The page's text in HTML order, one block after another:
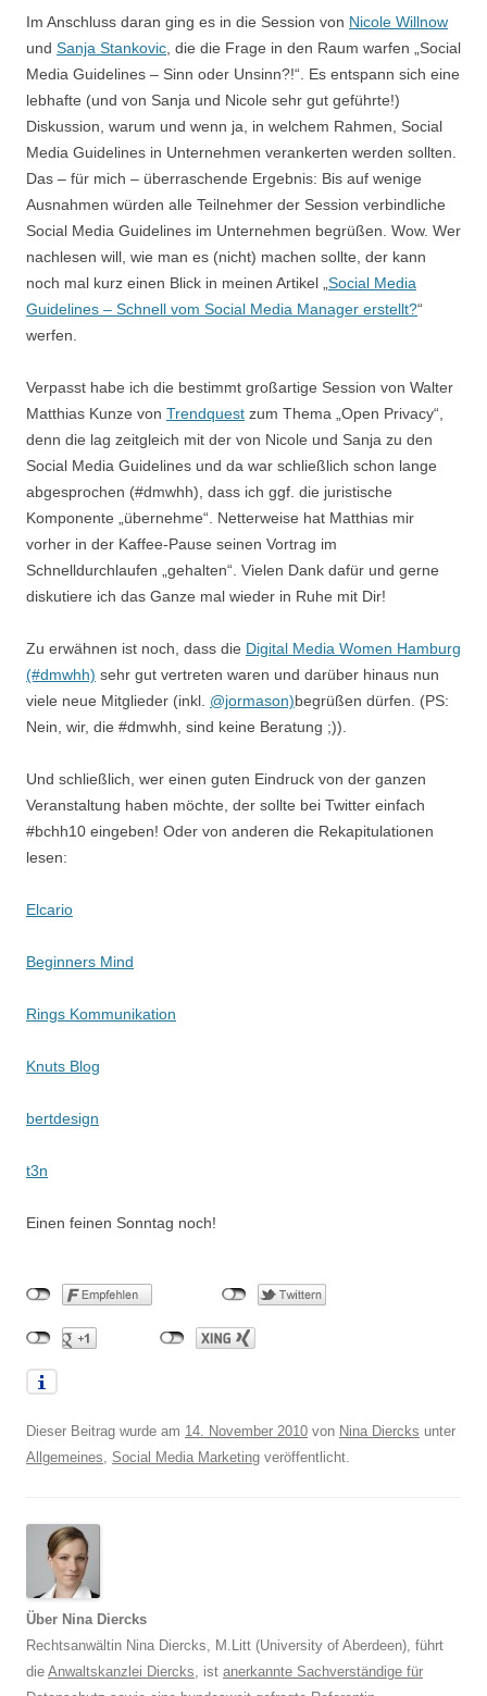
Im Anschluss daran ging es in die Session von Nicole Willnow
und Sanja Stankovic , die die Frage in den Raum warfen „Social
Media Guidelines – Sinn oder Unsinn?!“. Es entspann sich eine
lebhafte (und von Sanja und Nicole sehr gut geführte!)
Diskussion, warum und wenn ja, in welchem Rahmen, Social
Media Guidelines in Unternehmen verankerten werden sollten.
Das – für mich – überraschende Ergebnis: Bis auf wenige
Ausnahmen würden alle Teilnehmer der Session verbindliche
Social Media Guidelines im Unternehmen begrüßen. Wow. Wer
nachlesen will, wie man es (nicht) machen sollte, der kann
noch mal kurz einen Blick in meinen Artikel „ Social Media
Guidelines – Schnell vom Social Media Manager erstellt?“
werfen.
Verpasst habe ich die bestimmt großartige Session von Walter
Matthias Kunze von Trendquest zum Thema „Open Privacy“,
denn die lag zeitgleich mit der von Nicole und Sanja zu den
Social Media Guidelines und da war schließlich schon lange
abgesprochen (#dmwhh), dass ich ggf. die juristische
Komponente „übernehme“. Netterweise hat Matthias mir
vorher in der Kaffee-Pause seinen Vortrag im
Schnelldurchlaufen „gehalten“. Vielen Dank dafür und gerne
diskutiere ich das Ganze mal wieder in Ruhe mit Dir!
Zu erwähnen ist noch, dass die Digital Media Women Hamburg
(#dmwhh) sehr gut vertreten waren und darüber hinaus nun
viele neue Mitglieder (inkl. @jormason)begrüßen dürfen. (PS:
Nein, wir, die #dmwhh, sind keine Beratung ;)).
Und schließlich, wer einen guten Eindruck von der ganzen
Veranstaltung haben möchte, der sollte bei Twitter einfach
#bchh10 eingeben! Oder von anderen die Rekapitulationen
lesen:
Elcario
Beginners Mind
Rings Kommunikation
Knuts Blog
bertdesign
t3n
Einen feinen Sonntag noch!
Dieser Beitrag wurde am 14. November 2010 von Nina Diercks unter
Allgemeines, Social Media Marketing veröffentlicht.
Über Nina Diercks
Rechtsanwältin Nina Diercks, M.Litt (University of Aberdeen), führt
die Anwaltskanzlei Diercks, ist anerkannte Sachverständige für